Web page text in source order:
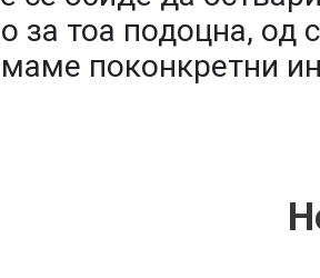
за тоа подоцна, од
поконкретни